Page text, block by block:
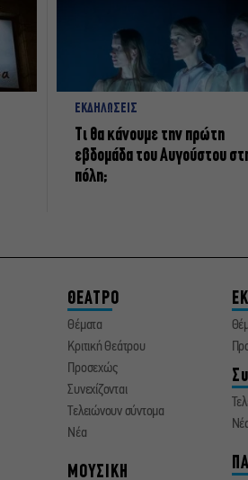
ΕΚΔΗΛΩΣΕΙΣ
Τι θα κάνουμε την πρώτη
εβδομάδα του Αυγούστου
πόλη;
ΘΕΑΤΡΟ
Θέματα
Κριτική Θεάτρου
Προσεχώς
Συνεχίζονται
Τελειώνουν σύντομα
Νέα
ΜΟΥΣΙΚΗ